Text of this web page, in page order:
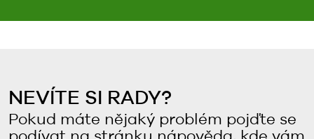
NEVÍTE SI RADY?
Pokud máte nějaký problém pojďte se
podívat na stránku nápověda, kde vám